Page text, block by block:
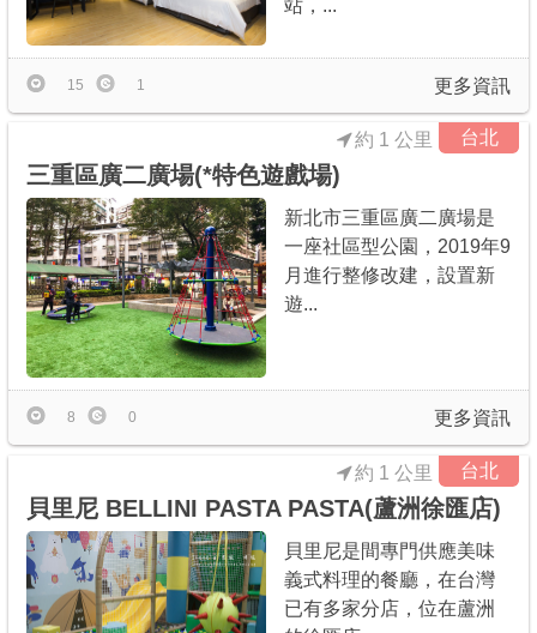
站，...
更多資訊
15 1
台北
三重區廣二廣場(*特色遊戲場)
約 1 公里
新北市三重區廣二廣場是
一座社區型公園，2019年9
月進行整修改建，設置新
遊...
更多資訊
8 0
台北
貝里尼 BELLINI PASTA PASTA(蘆洲徐匯店)
約 1 公里
貝里尼是間專門供應美味
義式料理的餐廳，在台灣
已有多家分店，位在蘆洲